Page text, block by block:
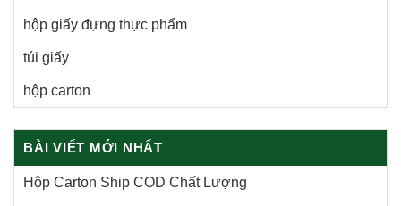
hộp giấy đựng thực phẩm
túi giấy
hộp carton
BÀI VIẾT MỚI NHẤT
Hộp Carton Ship COD Chất Lượng